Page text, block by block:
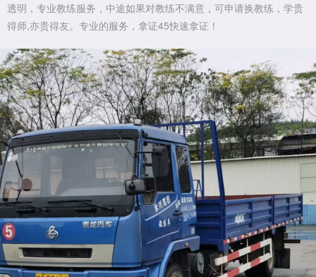
透明，专业教练服务，中途如果对教练不满意，可申请换教练，学贵
得师,亦贵得友。专业的服务，拿证45快速拿证！